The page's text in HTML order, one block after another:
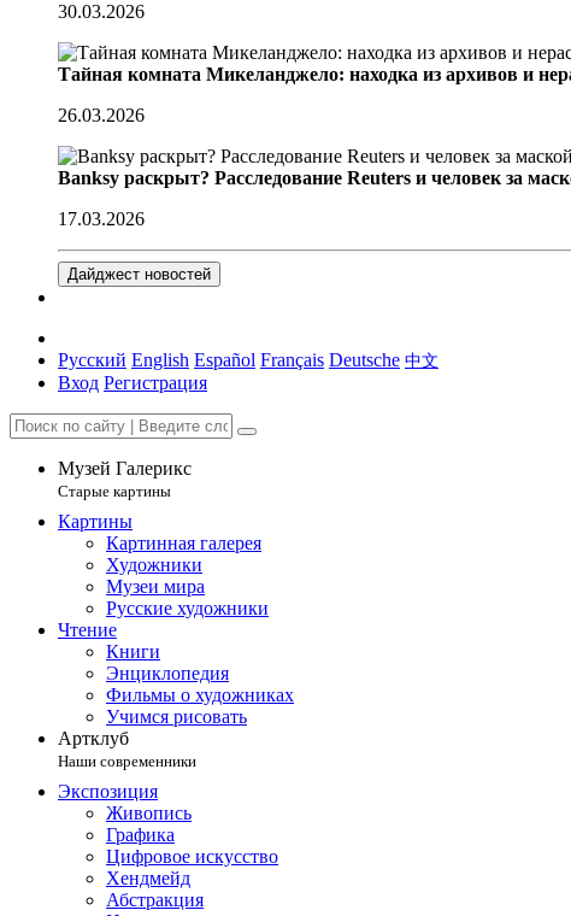
30.03.2026
Тайная комната Микеланджело: находка из архивов и
26.03.2026
Banksy раскрыт? Расследование Reuters и человек за
17.03.2026
Дайджест новостей
Русский English Español Français Deutsche 中文
Вход Регистрация
Музей Галерикс
Старые картины
Картины
Картинная галерея
Художники
Музеи мира
Русские художники
Чтение
Книги
Энциклопедия
Фильмы о художниках
Учимся рисовать
Артклуб
Наши современники
Экспозиция
Живопись
Графика
Цифровое искусство
Хендмейд
Абстракция